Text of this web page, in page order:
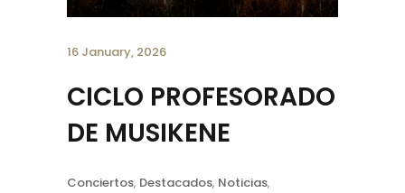
16 January, 2026
CICLO PROFESORADO
DE MUSIKENE
Conciertos, Destacados, Noticias,